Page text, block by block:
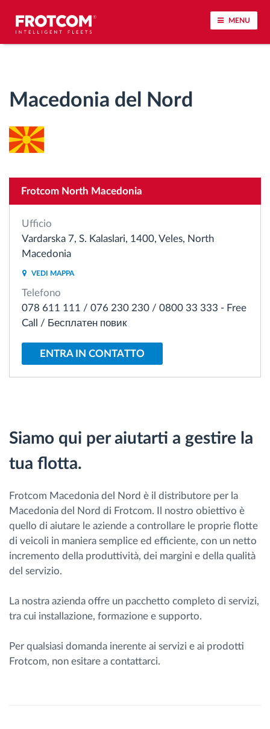
MENU
Monitoraggio dei tempi di guida
Controllo accessi
Identificazione automatica del conducente
Come risolviamo tutte le attività della flotta
Macedonia del Nord
Frotcom North Macedonia
Ufficio
Vardarska 7, S. Kalaslari, 1400, Veles, North
Macedonia
VEDI MAPPA
Telefono
078 611 111 / 076 230 230 / 0800 33 333 - Free
Call / Бесплатен повик
ENTRA IN CONTATTO
Siamo qui per aiutarti a gestire la
tua flotta.
Frotcom Macedonia del Nord è il distributore per la
Macedonia del Nord di Frotcom. Il nostro obiettivo è
quello di aiutare le aziende a controllare le proprie flotte
di veicoli in maniera semplice ed efficiente, con un netto
incremento della produttività, dei margini e della qualità
del servizio.
La nostra azienda offre un pacchetto completo di servizi,
tra cui installazione, formazione e supporto.
Per qualsiasi domanda inerente ai servizi e ai prodotti
Frotcom, non esitare a contattarci.